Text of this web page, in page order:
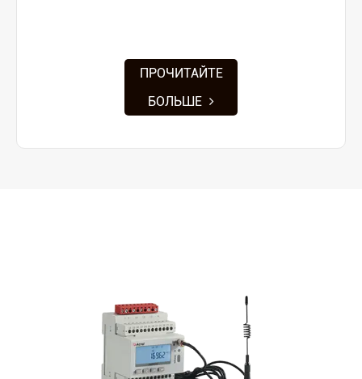
ПРОЧИТАЙТЕ
БОЛЬШЕ